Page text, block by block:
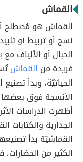
القماش
القماش هو مُصطلح
نسج أو تربيط أو
الحبال أو
فريدة من القماش
الحياتيّة، وبدأ
الأنسجة فوق
أظهرت الدراسات
الجدارية والكتابات
القماشيّة بدأ
الكثير من